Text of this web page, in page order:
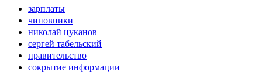
зарплаты
чиновники
николай цуканов
сергей табельский
правительство
сокрытие информации